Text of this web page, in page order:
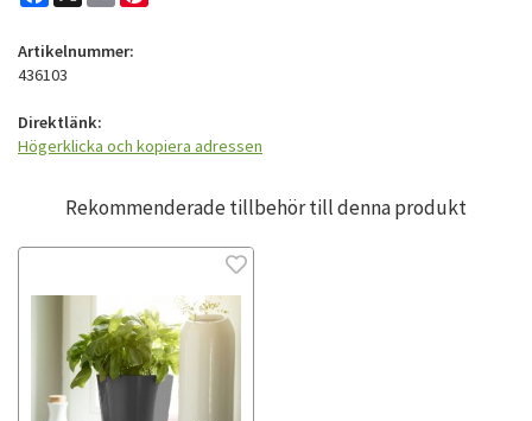
Artikelnummer:
436103
Direktlänk:
Högerklicka och kopiera adressen
Rekommenderade tillbehör till denna produkt